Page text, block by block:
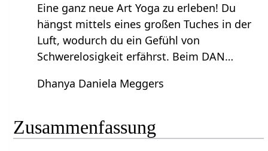
Eine ganz neue Art Yoga zu erleben! Du
hängst mittels eines großen Tuches in der
Luft, wodurch du ein Gefühl von
Schwerelosigkeit erfährst. Beim DAN…
Dhanya Daniela Meggers
Zusammenfassung